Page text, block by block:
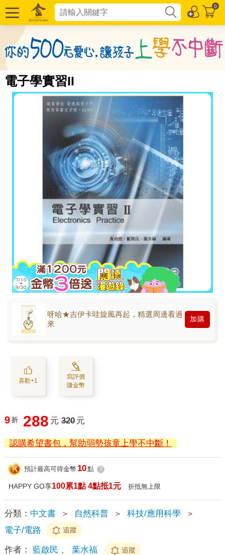
0
電子學實習II
呀哈★吉伊卡哇旋風再起，精選周邊看過
來
加購
喜歡+1
寫評價
賺金幣
9 折 288 元 320 元
認購希望書包，幫助弱勢孩童上學不中斷！
預計最高可得金幣 10點 ?
HAPPY GO享100累1點 4點抵1元 折抵無上限
分類： 中文書 ＞ 自然科普 ＞ 科技/應用科學
＞
電子/電路
追蹤
作者： 藍啟民 、 葉水福 追蹤